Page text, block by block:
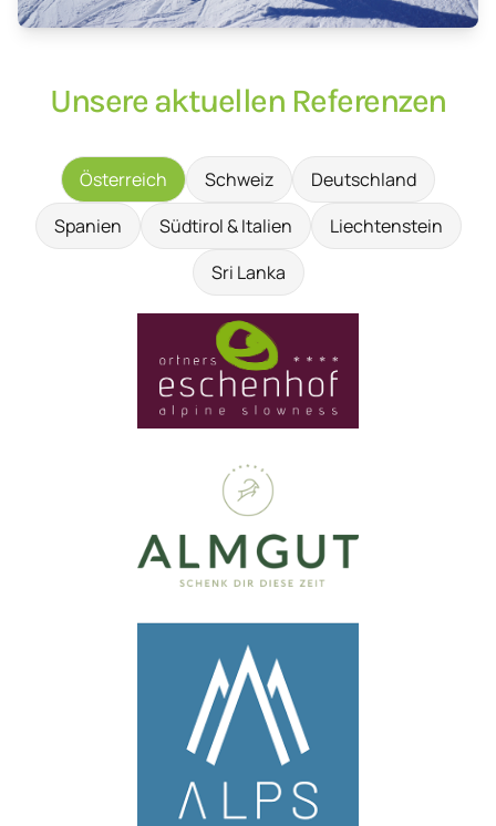
Unsere aktuellen Referenzen
Österreich Schweiz
Deutschland
Spanien
Südtirol & Italien
Liechtenstein
Sri Lanka